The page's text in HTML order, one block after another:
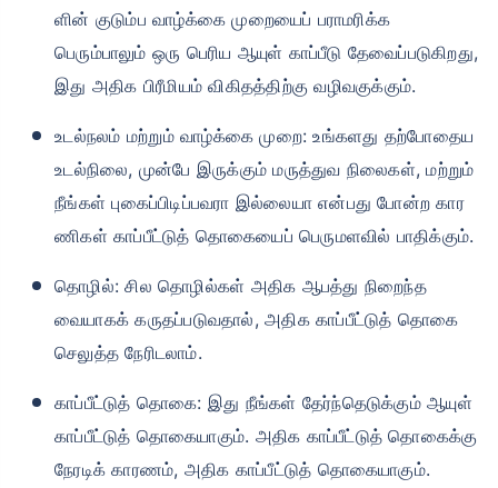
ளின் குடும்ப வாழ்க்கை முறையைப் பராமரிக்க
பெரும்பாலும் ஒரு பெரிய ஆயுள் காப்பீடு தேவைப்படுகிறது,
இது அதிக பிரீமியம் விகிதத்திற்கு வழிவகுக்கும்.
உடல்நலம் மற்றும் வாழ்க்கை முறை: உங்களது தற்போதைய
உடல்நிலை, முன்பே இருக்கும் மருத்துவ நிலைகள், மற்றும்
நீங்கள் புகைப்பிடிப்பவரா இல்லையா என்பது போன்ற கார
ணிகள் காப்பீட்டுத் தொகையைப் பெருமளவில் பாதிக்கும்.
தொழில்: சில தொழில்கள் அதிக ஆபத்து நிறைந்த
வையாகக் கருதப்படுவதால், அதிக காப்பீட்டுத் தொகை
செலுத்த நேரிடலாம்.
காப்பீட்டுத் தொகை: இது நீங்கள் தேர்ந்தெடுக்கும் ஆயுள்
காப்பீட்டுத் தொகையாகும். அதிக காப்பீட்டுத் தொகைக்கு
நேரடிக் காரணம், அதிக காப்பீட்டுத் தொகையாகும்.